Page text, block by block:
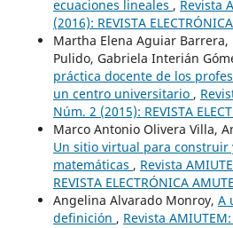
ecuaciones lineales , Revista
(2016): REVISTA
Martha Elena Aguiar
Pulido, Gabriela Interián
práctica docente de los
un centro universitario ,
Núm. 2 (2015): REVISTA
Marco Antonio Olivera Villa,
Un sitio virtual para construir
matemáticas , Revista
REVISTA ELECTRÓNICA
Angelina Alvarado Monroy, A
definición , Revista